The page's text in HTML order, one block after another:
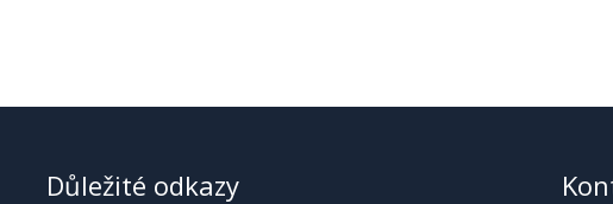
Důležité odkazy